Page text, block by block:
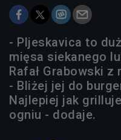
- Pljeskavica to
mięsa siekanego
Rafał Grabowski z
- Bliżej jej do
Najlepiej jak
ogniu - dodaje.